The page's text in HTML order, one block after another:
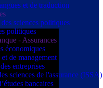
et de traduction
sciences politiques
politiques
- Assurances
économiques
de management
entreprises
sciences de l'assurance (ISSA)
bancaires